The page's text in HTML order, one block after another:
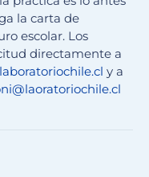
la carta de
escolar. Los
directamente a
laboratoriochile.cl y a
laoratoriochile.cl